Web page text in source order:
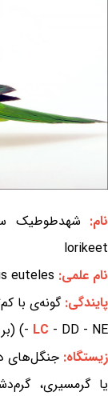
نام:
lorikeet
نام علمی: euteles
پایندگی:
- LC - DD - NE) (بر پایه‌ی سیاهه‌ی سرخ IUCN)
زیستگاه:جنگل‌های
یا گرمسیری،